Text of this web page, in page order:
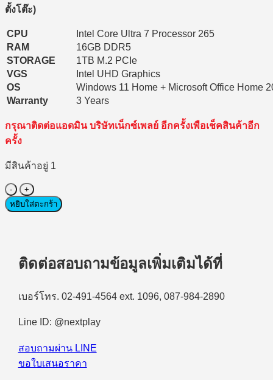
ตั้งโต๊ะ)
CPU
Intel Core Ultra 7 Processor 265
RAM
16GB DDR5
STORAGE
1TB M.2 PCIe
VGS
Intel UHD Graphics
OS
Windows 11 Home + Microsoft Office Home
Warranty
3 Years
กรุณาติดต่อแอดมิน บริษัทเน็กซ์เพลย์ อีกครั้งเพือเช็คสินค้าอีก
ครั้ง
มีสินค้าอยู่ 1
จำนวน
Desktop
PC
โต๊ะ)
MSI
DP180
AI
1424TH
7
265/16GB/1TB
SSD/Windows
หยิบใส่ตะกร้า
ติดต่อสอบถามข้อมูลเพิ่มเติมได้ที่
เบอร์โทร. 02-491-4564 ext. 1096, 087-984-2890
Line ID: @nextplay
สอบถามผ่าน LINE
ขอใบเสนอราคา